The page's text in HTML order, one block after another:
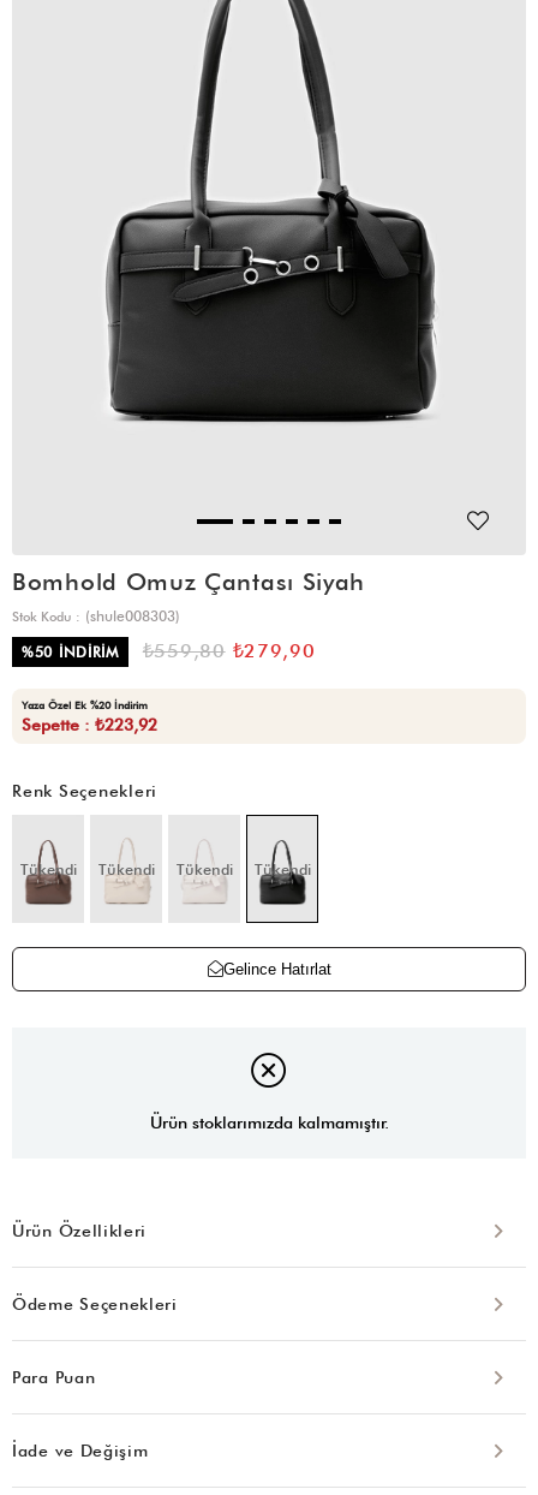
Bomhold Omuz Çantası Siyah
Stok Kodu
(shule008303)
%50 İNDIRIM ₺559,80 ₺279,90
Yaza Özel Ek %20 İndirim
Sepette : ₺223,92
Renk Seçenekleri
Tükendi Tükendi Tükendi Tükendi
Gelince Hatırlat
Ürün stoklarımızda kalmamıştır.
Ürün Özellikleri
Ödeme Seçenekleri
Para Puan
İade ve Değişim